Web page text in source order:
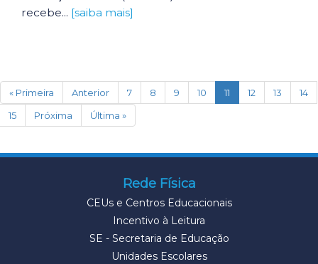
recebe... [saiba mais]
« Primeira Anterior 7 8 9 10 11 (current)
12 13
14
15
Próxima Última »
Rede Física
CEUs e Centros Educacionais
Incentivo à Leitura
SE - Secretaria de Educação
Unidades Escolares